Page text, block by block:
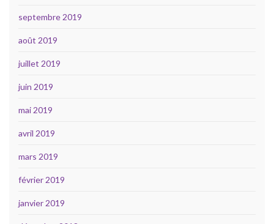
septembre 2019
août 2019
juillet 2019
juin 2019
mai 2019
avril 2019
mars 2019
février 2019
janvier 2019